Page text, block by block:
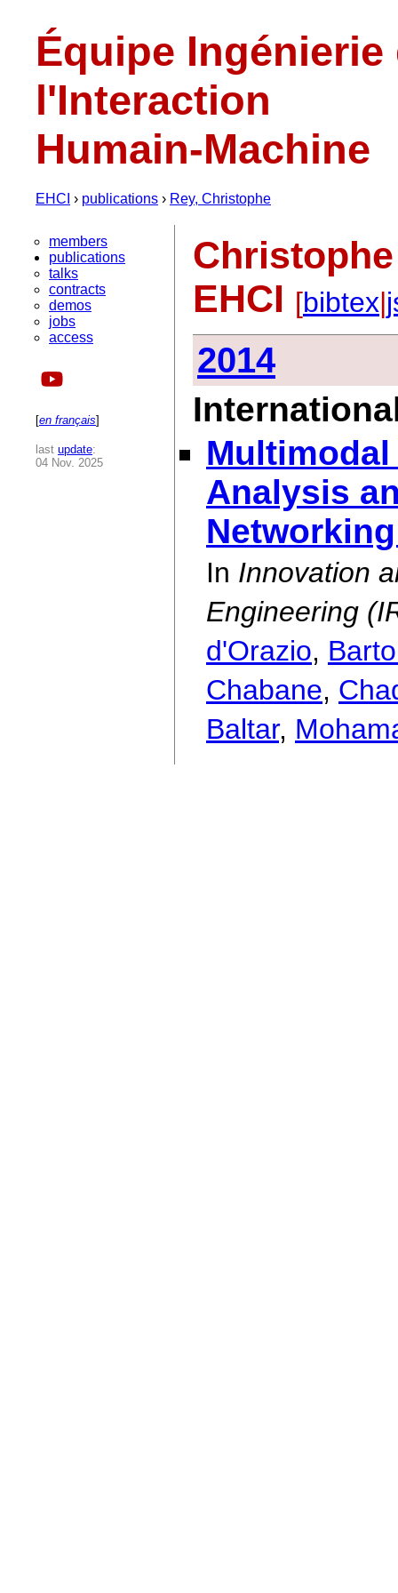
Équipe Ingénierie
l'Interaction
Humain-Machine
EHCI › publications › Rey, Christophe
members
publications
talks
contracts
demos
jobs
access
[en français]
last update:
04 Nov. 2025
EHCI [bibtex|
2014
Analysis
In Innovation
Engineering
d'Orazio,
Chabane,
Baltar,